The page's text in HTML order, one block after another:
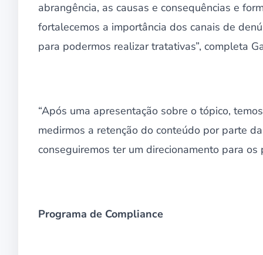
abrangência, as causas e consequências e
fortalecemos a importância dos canais de
para podermos realizar tratativas”, completa
“Após uma apresentação sobre o tópico,
medirmos a retenção do conteúdo por parte
conseguiremos ter um direcionamento para
Programa de Compliance